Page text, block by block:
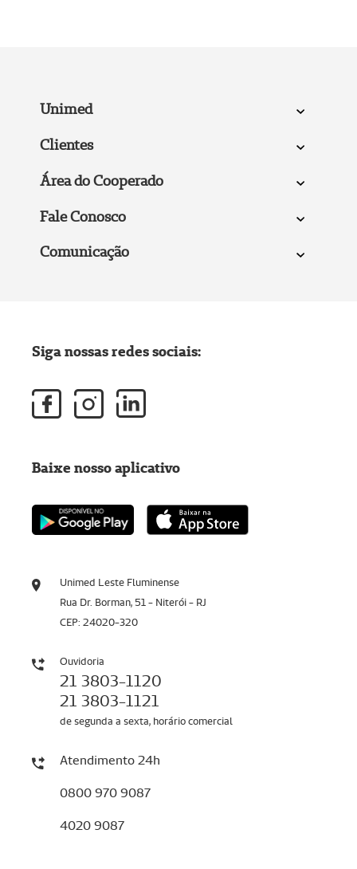
Unimed
Clientes
Área do Cooperado
Fale Conosco
Comunicação
Unimed Leste Fluminense
Rua Dr. Borman, 51 - Niterói - RJ
CEP: 24020-320
Ouvidoria
21 3803-1120
21 3803-1121
de segunda a sexta, horário comercial
Atendimento 24h
0800 970 9087
4020 9087
Siga nossas redes sociais:
Baixe nosso aplicativo